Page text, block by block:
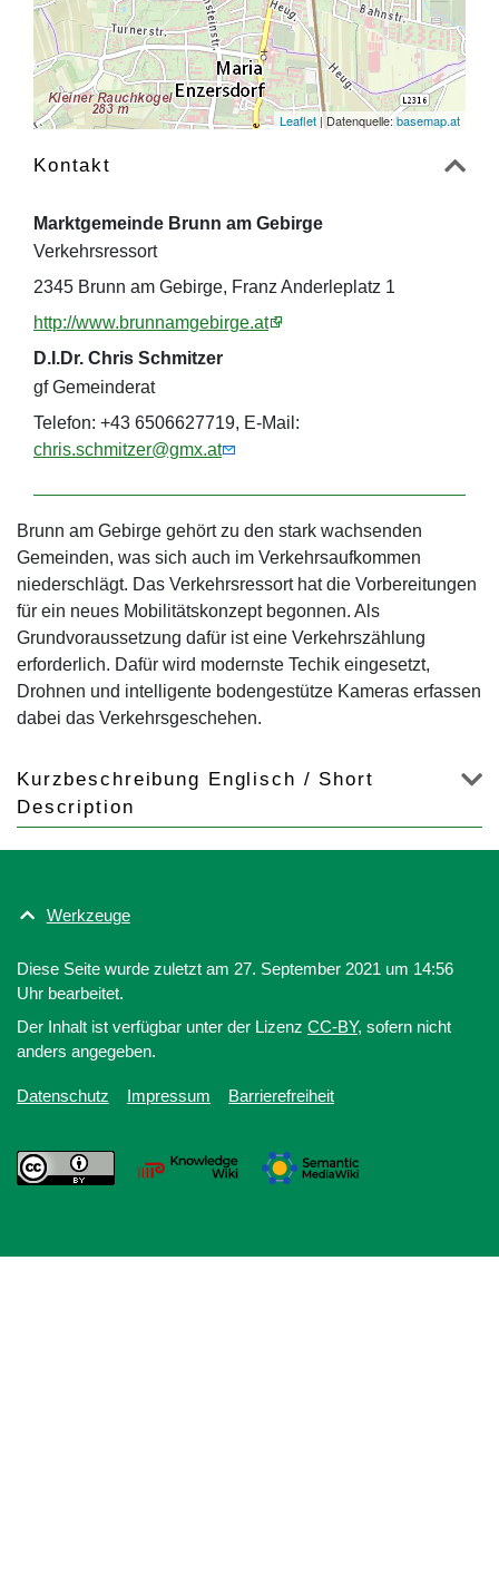
Leaflet | Datenquelle: basemap.at
Kontakt
Marktgemeinde Brunn am Gebirge
Verkehrsressort
2345 Brunn am Gebirge, Franz Anderleplatz 1
http://www.brunnamgebirge.at
D.I.Dr. Chris Schmitzer
gf Gemeinderat
Telefon: +43 6506627719, E-Mail:
chris.schmitzer@gmx.at
Brunn am Gebirge gehört zu den stark wachsenden
Gemeinden, was sich auch im Verkehrsaufkommen
niederschlägt. Das Verkehrsressort hat die Vorbereitungen
für ein neues Mobilitätskonzept begonnen. Als
Grundvoraussetzung dafür ist eine Verkehrszählung
erforderlich. Dafür wird modernste Techik eingesetzt,
Drohnen und intelligente bodengestütze Kameras erfassen
dabei das Verkehrsgeschehen.
Kurzbeschreibung Englisch / Short
Description
Werkzeuge
Diese Seite wurde zuletzt am 27. September 2021 um 14:56
Uhr bearbeitet.
Der Inhalt ist verfügbar unter der Lizenz CC-BY, sofern nicht
anders angegeben.
Datenschutz Impressum Barrierefreiheit